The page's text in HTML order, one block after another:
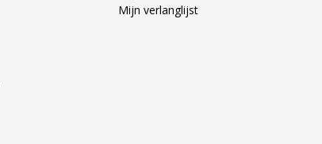
Mijn verlanglijst